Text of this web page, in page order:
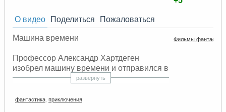
О видео Поделиться Пожаловаться
Машина времени
Профессор Александр Хартдеген
изобрел машину времени и отправился в
прошлое спасти свою невесту от
предотвратить не удалось — прошлое
развернуть
фантастика, приключения
Фильмы